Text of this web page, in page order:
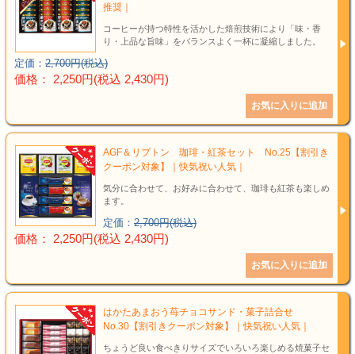
推奨｜
コーヒーが持つ特性を活かした焙煎技術により「味・香
り・上品な旨味」をバランスよく一杯に凝縮しました。
定価： 2,700円(税込)
価格： 2,250円(税込 2,430円)
AGF＆リプトン 珈琲・紅茶セット No.25【割引き
クーポン対象】｜快気祝い人気｜
気分に合わせて、お好みに合わせて、珈琲も紅茶も楽しめ
ます。
定価： 2,700円(税込)
価格： 2,250円(税込 2,430円)
はかたあまおう苺チョコサンド・菓子詰合せ
No.30【割引きクーポン対象】｜快気祝い人気｜
ちょうど良い食べきりサイズでいろいろ楽しめる焼菓子セ